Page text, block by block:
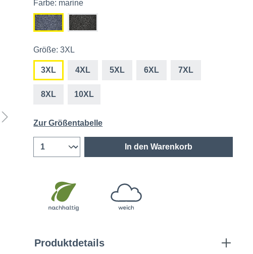
Farbe: marine
Größe: 3XL
3XL 4XL 5XL 6XL 7XL
8XL 10XL
Zur Größentabelle
In den Warenkorb
Produktdetails